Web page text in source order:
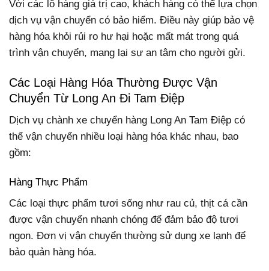
Với các lô hàng giá trị cao, khách hàng có thể lựa chọn
dịch vụ vận chuyển có bảo hiểm. Điều này giúp bảo vệ
hàng hóa khỏi rủi ro hư hại hoặc mất mát trong quá
trình vận chuyển, mang lại sự an tâm cho người gửi.
Các Loại Hàng Hóa Thường Được Vận
Chuyển Từ Long An Đi Tam Điệp
Dịch vụ chành xe chuyển hàng Long An Tam Điệp có
thể vận chuyển nhiều loại hàng hóa khác nhau, bao
gồm:
Hàng Thực Phẩm
Các loại thực phẩm tươi sống như rau củ, thịt cá cần
được vận chuyển nhanh chóng để đảm bảo độ tươi
ngon. Đơn vị vận chuyển thường sử dụng xe lạnh để
bảo quản hàng hóa.